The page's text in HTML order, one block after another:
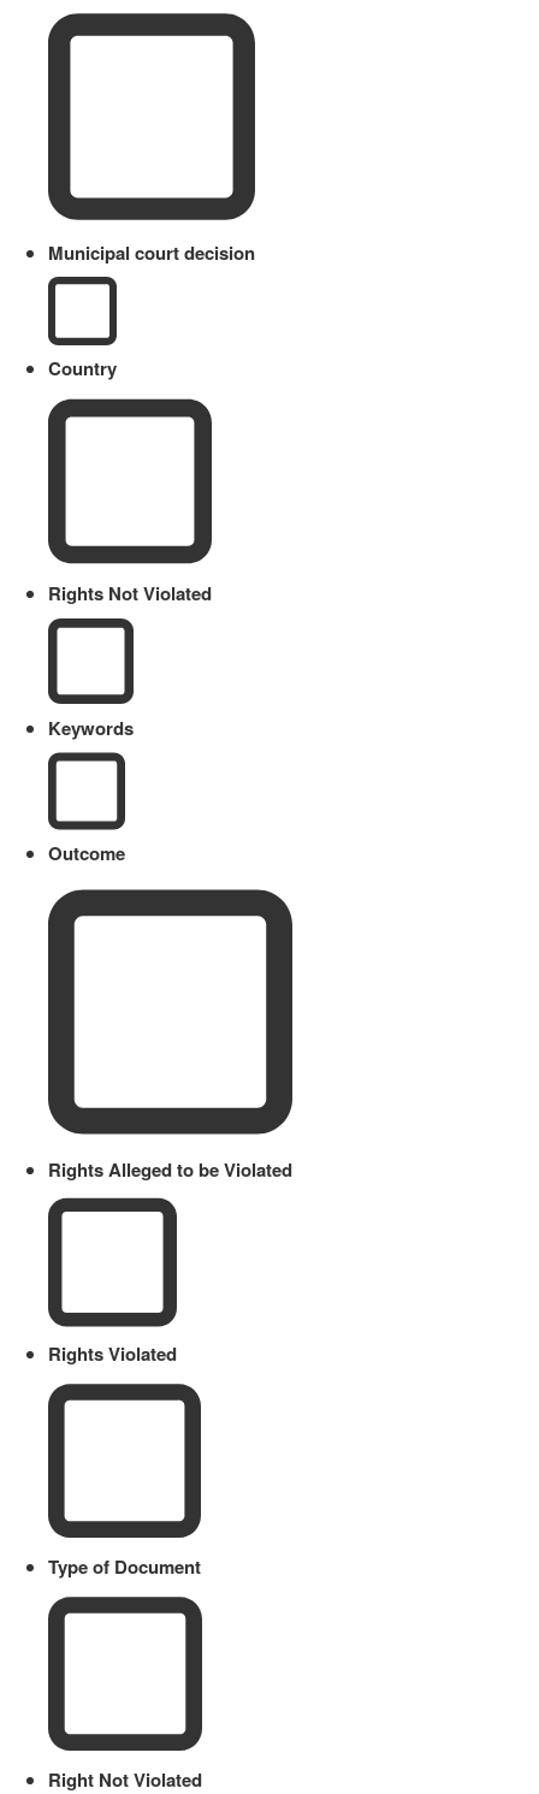
Municipal court decision
Country
Rights Not Violated
Keywords
Outcome
Rights Alleged to be Violated
Rights Violated
Type of Document
Right Not Violated